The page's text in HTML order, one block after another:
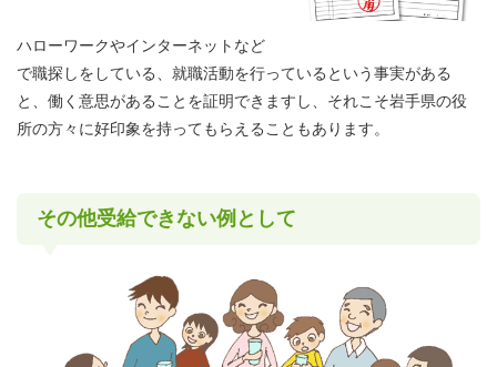
ハローワークやインターネットなど
で職探しをしている、就職活動を行っているという事実がある
と、働く意思があることを証明できますし、それこそ岩手県の役
所の方々に好印象を持ってもらえることもあります。
その他受給できない例として